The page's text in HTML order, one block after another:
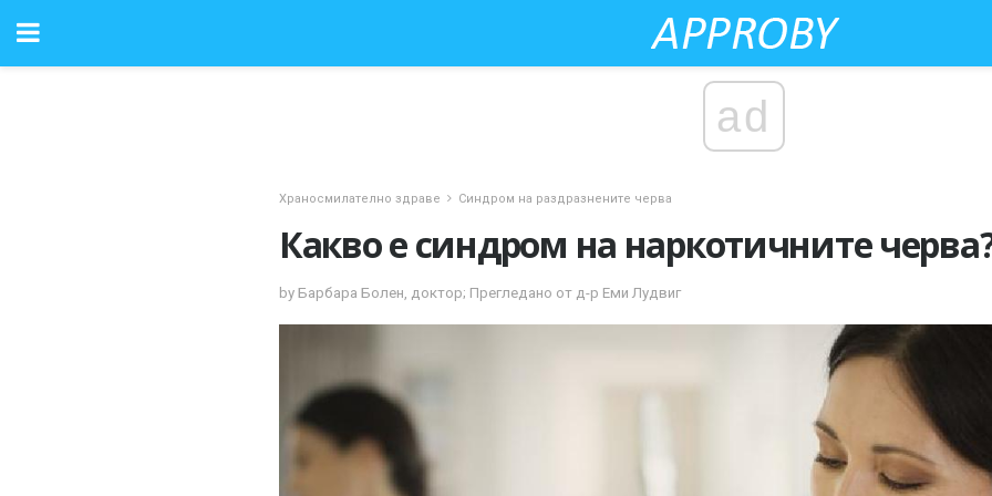
ad
Храносмилателно здраве Синдром на раздразнените черва
Какво е синдром на наркотичните
by Барбара Болен, доктор; Прегледано от д-р Еми Лудвиг